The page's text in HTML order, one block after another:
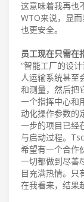
这意味着我再也
WTO来说，显
也更安全。
员工现在只需在
“智能工厂的设
人运输系统甚至
和测量，然后把
一个指挥中心和
动化操作参数的
一步的项目已经
与启动过程。
希望有一个合作
一切都做到尽善
目充满热情。只
在我看来，结果